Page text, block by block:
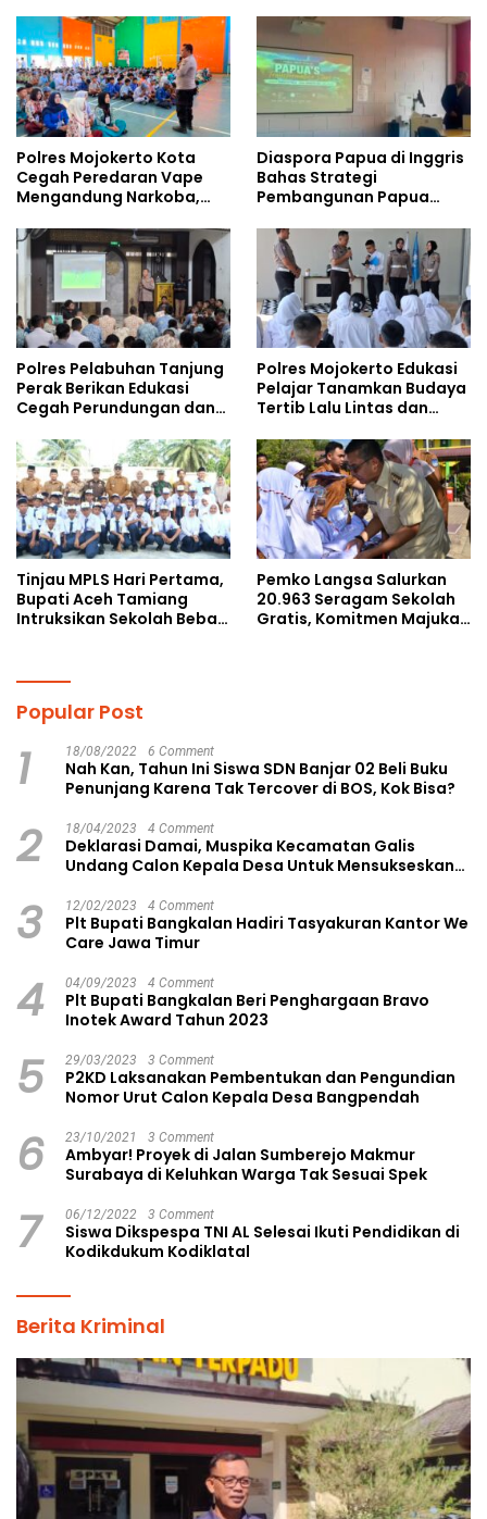
Polres Mojokerto Kota
Cegah Peredaran Vape
Mengandung Narkoba,
Kalangan Remaja
Diaspora Papua di Inggris
Bahas Strategi
Pembangunan Papua
Doktoral Internasional
Polres Pelabuhan Tanjung
Perak Berikan Edukasi
Cegah Perundungan dan
kepada Pelajar MPLS
Polres Mojokerto Edukasi
Pelajar Tanamkan Budaya
Tertib Lalu Lintas dan
Tinjau MPLS Hari Pertama,
Bupati Aceh Tamiang
Intruksikan Sekolah Bebas
Pemko Langsa Salurkan
20.963 Seragam Sekolah
Gratis, Komitmen Majukan
Popular Post
1 18/08/2022 6 Comment
Nah Kan, Tahun Ini Siswa SDN Banjar 02 Beli Buku
Penunjang Karena Tak Tercover di BOS, Kok Bisa?
2 18/04/2023 4 Comment
Deklarasi Damai, Muspika Kecamatan Galis
Undang Calon Kepala Desa Untuk Mensukseskan
3 12/02/2023 4 Comment
Plt Bupati Bangkalan Hadiri Tasyakuran Kantor We
Care Jawa Timur
4 04/09/2023 4 Comment
Plt Bupati Bangkalan Beri Penghargaan Bravo
Inotek Award Tahun 2023
5 29/03/2023 3 Comment
P2KD Laksanakan Pembentukan dan Pengundian
Nomor Urut Calon Kepala Desa Bangpendah
6 23/10/2021 3 Comment
Ambyar! Proyek di Jalan Sumberejo Makmur
Surabaya di Keluhkan Warga Tak Sesuai Spek
7 06/12/2022 3 Comment
Siswa Dikspespa TNI AL Selesai Ikuti Pendidikan di
Kodikdukum Kodiklatal
Berita Kriminal